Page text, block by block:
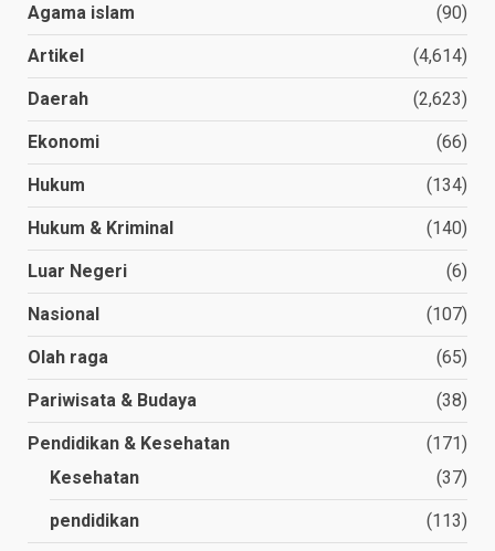
Agama islam (90)
Artikel (4,614)
Daerah (2,623)
Ekonomi (66)
Hukum (134)
Hukum & Kriminal (140)
Luar Negeri (6)
Nasional (107)
Olah raga (65)
Pariwisata & Budaya (38)
Pendidikan & Kesehatan
(171)
Kesehatan
(37)
pendidikan (113)